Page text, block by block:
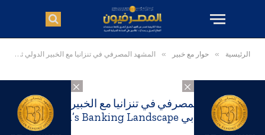
×
×
الرئيسية » حوار مع خبير » المشهد المصرفي في تنزانيا مع الخبير الدولي ثيوبالد سابي Tanzania’s Banking Landscape
المشهد المصرفي في تنزانيا مع الخبير الدولي
ثيوبالد سابي Tanzania’s Banking Landscape